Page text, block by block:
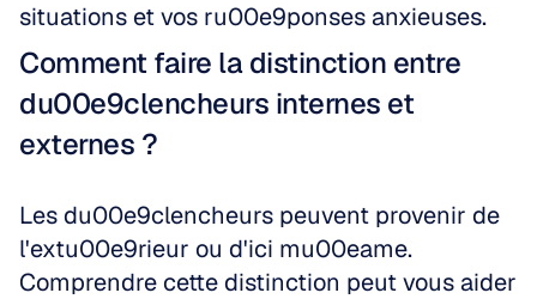
situations et vos ru00e9ponses anxieuses.
Comment faire la distinction entre
du00e9clencheurs internes et
externes ?
Les du00e9clencheurs peuvent provenir de
l'extu00e9rieur ou d'ici mu00eame.
Comprendre cette distinction peut vous aider